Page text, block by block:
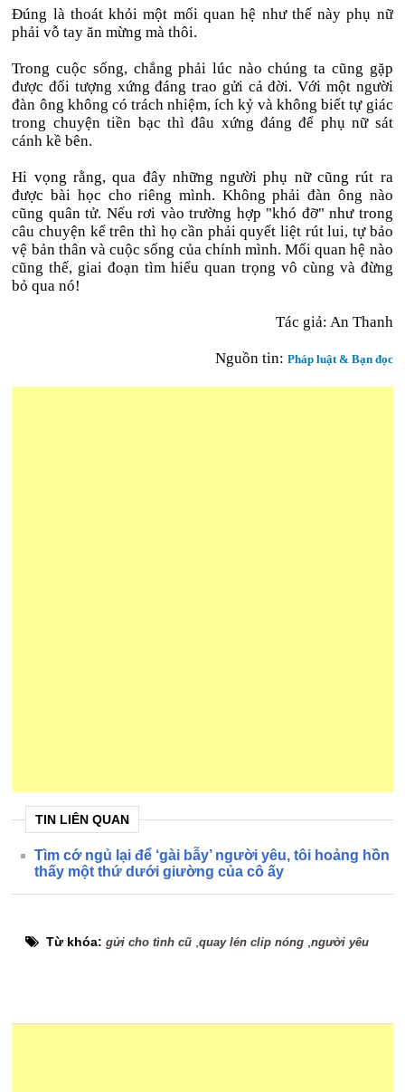
Đúng là thoát khỏi một mối quan hệ như thế này phụ nữ
phải vỗ tay ăn mừng mà thôi.
Trong cuộc sống, chẳng phải lúc nào chúng ta cũng gặp
được đối tượng xứng đáng trao gửi cả đời. Với một người
đàn ông không có trách nhiệm, ích kỷ và không biết tự giác
trong chuyện tiền bạc thì đâu xứng đáng để phụ nữ sát
cánh kề bên.
Hi vọng rằng, qua đây những người phụ nữ cũng rút ra
được bài học cho riêng mình. Không phải đàn ông nào
cũng quân tử. Nếu rơi vào trường hợp "khó đỡ" như trong
câu chuyện kể trên thì họ cần phải quyết liệt rút lui, tự bảo
vệ bản thân và cuộc sống của chính mình. Mối quan hệ nào
cũng thế, giai đoạn tìm hiểu quan trọng vô cùng và đừng
bỏ qua nó!
Tác giả: An Thanh
Nguồn tin: Pháp luật & Bạn đọc
TIN LIÊN QUAN
Tìm cớ ngủ lại để ‘gài bẫy’ người yêu, tôi hoảng hồn
thấy một thứ dưới giường của cô ấy
Từ khóa:gửi cho tình cũ ,quay lén clip nóng ,người yêu